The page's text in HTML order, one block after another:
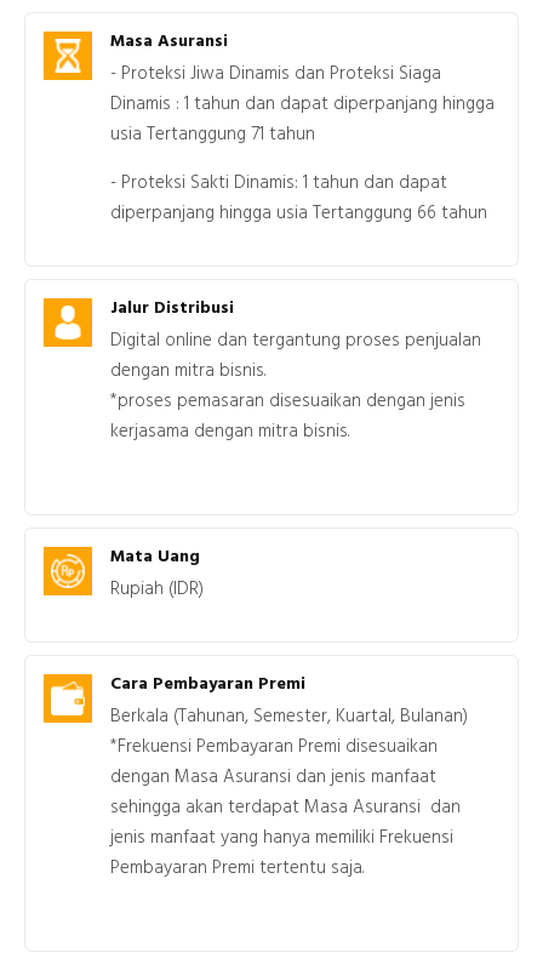
Masa Asuransi
- Proteksi Jiwa Dinamis dan Proteksi Siaga
Dinamis : 1 tahun dan dapat diperpanjang hingga
usia Tertanggung 71 tahun
- Proteksi Sakti Dinamis: 1 tahun dan dapat
diperpanjang hingga usia Tertanggung 66 tahun
Jalur Distribusi
Digital online dan tergantung proses penjualan
dengan mitra bisnis.
*proses pemasaran disesuaikan dengan jenis
kerjasama dengan mitra bisnis.
Mata Uang
Rupiah (IDR)
Cara Pembayaran Premi
Berkala (Tahunan, Semester, Kuartal, Bulanan)
*Frekuensi Pembayaran Premi disesuaikan
dengan Masa Asuransi dan jenis manfaat
sehingga akan terdapat Masa Asuransi dan
jenis manfaat yang hanya memiliki Frekuensi
Pembayaran Premi tertentu saja.